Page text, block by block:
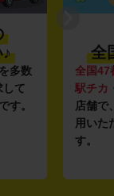
を多数
して
す。
全
全国47
駅チカ
店舗で
用いた
す。